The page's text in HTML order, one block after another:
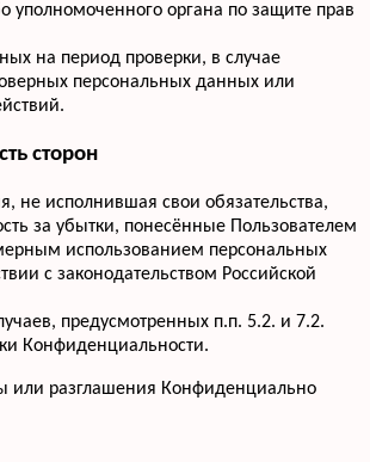
уполномоченного органа по защите прав
на период проверки, в случае
персональных данных или
сторон
не исполнившая свои обязательства,
за убытки, понесённые Пользователем
использованием персональных
с законодательством Российской
предусмотренных п.п. 5.2. и 7.2.
Конфиденциальности.
или разглашения Конфиденциально